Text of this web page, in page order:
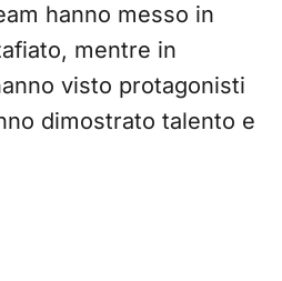
hanno messo in
mentre in
visto protagonisti
dimostrato talento e